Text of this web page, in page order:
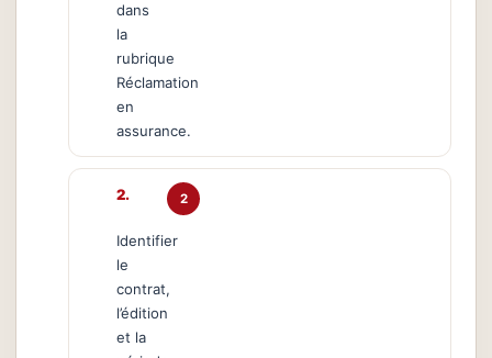
dans
la
rubrique
Réclamation
en
assurance.
2
Identifier
le
contrat,
l’édition
et la